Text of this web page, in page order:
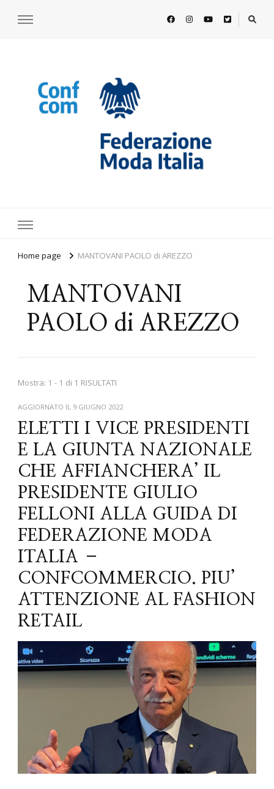
Home page MANTOVANI PAOLO di AREZZO
MANTOVANI
PAOLO di AREZZO
Mostra: 1 - 1 di 1 RISULTATI
AGGIORNATO IL 9 GIUGNO 2022
ELETTI I VICE PRESIDENTI
E LA GIUNTA NAZIONALE
CHE AFFIANCHERA’ IL
PRESIDENTE GIULIO
FELLONI ALLA GUIDA DI
FEDERAZIONE MODA
ITALIA –
CONFCOMMERCIO. PIU’
ATTENZIONE AL FASHION
RETAIL